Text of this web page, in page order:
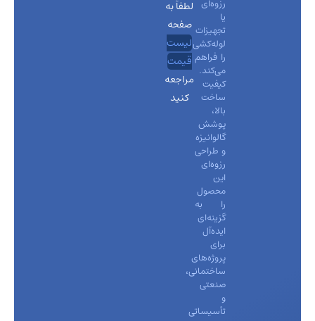
رزوه‌ای
یا
تجهیزات
لوله‌کشی
را فراهم
می‌کند.
کیفیت
ساخت
بالا،
پوشش
گالوانیزه
و طراحی
رزوه‌ای
این
محصول
را به
گزینه‌ای
ایده‌آل
برای
پروژه‌های
ساختمانی،
صنعتی
و
تأسیساتی
لطفاً به
صفحه
لیست
قیمت
مراجعه
کنید